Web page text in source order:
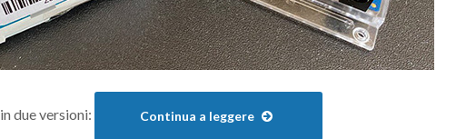
in due versioni: Continua a leggere